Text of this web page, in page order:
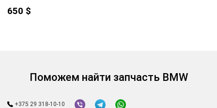
650 $
Поможем найти запчасть BMW
+375 29 318-10-10